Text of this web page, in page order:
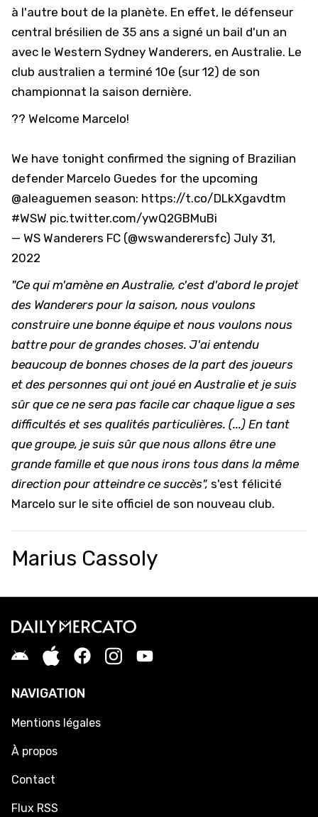
à l'autre bout de la planète. En effet, le défenseur
central brésilien de 35 ans a signé un bail d'un an
avec le Western Sydney Wanderers, en Australie. Le
club australien a terminé 10e (sur 12) de son
championnat la saison dernière.
?? Welcome Marcelo!
We have tonight confirmed the signing of Brazilian
defender Marcelo Guedes for the upcoming
@aleaguemen season: https://t.co/DLkXgavdtm
#WSW pic.twitter.com/ywQ2GBMuBi
— WS Wanderers FC (@wswanderersfc) July 31,
2022
"Ce qui m'amène en Australie, c'est d'abord le projet
des Wanderers pour la saison, nous voulons
construire une bonne équipe et nous voulons nous
battre pour de grandes choses. J'ai entendu
beaucoup de bonnes choses de la part des joueurs
et des personnes qui ont joué en Australie et je suis
sûr que ce ne sera pas facile car chaque ligue a ses
difficultés et ses qualités particulières. (...) En tant
que groupe, je suis sûr que nous allons être une
grande famille et que nous irons tous dans la même
direction pour atteindre ce succès", s'est félicité
Marcelo sur le site officiel de son nouveau club.
Marius Cassoly
NAVIGATION
Mentions légales
À propos
Contact
Flux RSS